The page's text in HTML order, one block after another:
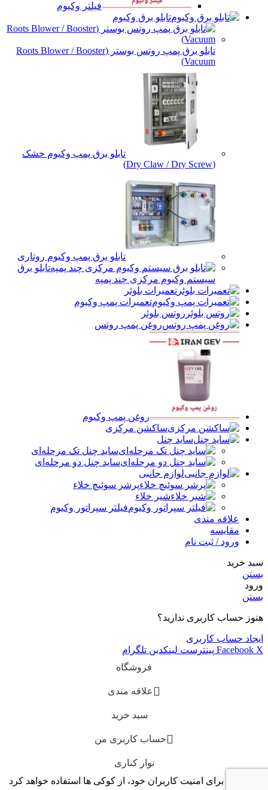
فیلتر وکیوم
تابلو برق وکیوم
تابلو برق پمپ روتس بوستر (Roots Blower / Booster
Vacuum)
تابلو برق پمپ وکیوم خشک
(Dry Claw / Dry Screw)
تابلو برق پمپ وکیوم روتاری
تابلو برق
سیستم وکیوم مرکزی چند پمپه
تعمیرات بلوئر
تعمیرات پمپ وکیوم
روتس بلوئر
روغن پمپ روتس
روغن پمپ وکیوم
ساکشن مرکزی
ساید چنل
ساید چنل تک مرحله‌ای
ساید چنل دو مرحله‌ای
لوازم جانبی
پرشر سوئیچ خلاء
شیر خلاء
فیلتر سپراتور وکیوم
علاقه مندی
مقایسه
ورود / ثبت نام
سبد خرید
بستن
ورود
بستن
هنوز حساب کاربری ندارید؟
ایجاد حساب کاربری
Facebook X پینترست لینکدین تلگرام
فروشگاه
علاقه مندی
سبد خرید
حساب کاربری من
نوار کناری
این سایت برای امنیت کاربران خود، از کوکی ها استفاده خواهد کرد